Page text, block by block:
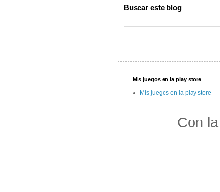
Buscar este blog
Mis juegos en la play store
Mis juegos en la play store
Con